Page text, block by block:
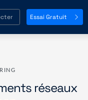
Essai Gratuit
réseaux